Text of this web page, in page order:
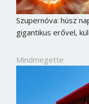
Szupernóva: húsz
gigantikus erővel,
Mindmegette